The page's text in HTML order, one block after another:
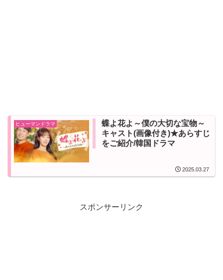
ヒューマンドラマ
蝶よ花よ～僕の大切な宝物～
キャスト(画像付き)★あらすじ
をご紹介/韓国ドラマ
2025.03.27
スポンサーリンク